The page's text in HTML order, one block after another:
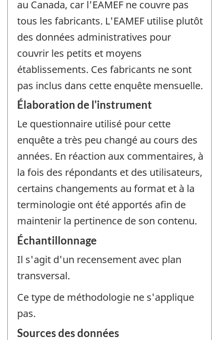
au Canada, car l'EAMEF ne couvre pas
tous les fabricants. L'EAMEF utilise plutôt
des données administratives pour
couvrir les petits et moyens
établissements. Ces fabricants ne sont
pas inclus dans cette enquête mensuelle.
Élaboration de l'instrument
Le questionnaire utilisé pour cette
enquête a très peu changé au cours des
années. En réaction aux commentaires, à
la fois des répondants et des utilisateurs,
certains changements au format et à la
terminologie ont été apportés afin de
maintenir la pertinence de son contenu.
Échantillonnage
Il s'agit d'un recensement avec plan
transversal.
Ce type de méthodologie ne s'applique
pas.
Sources des données